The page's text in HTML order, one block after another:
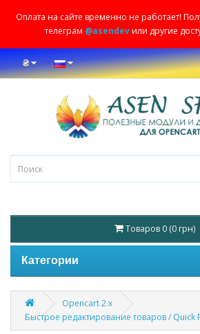
Оплата на сайте временно не работает!
телеграм @asendevили другие
₴
Товаров 0 (0 грн)
Категории
Opencart 2.x
Быстрое редактирование товаров /